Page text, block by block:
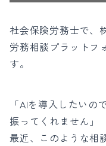
社会保険労務士で、
労務相談プラットフ
す。
「AIを導入したい
振ってくれません」
最近、このような相